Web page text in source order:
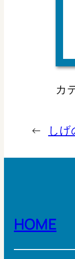
カ
← し
HOME